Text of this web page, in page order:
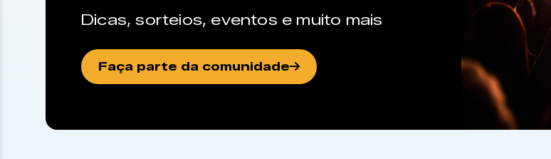
Dicas, sorteios, eventos e muito mais
Faça parte da comunidade